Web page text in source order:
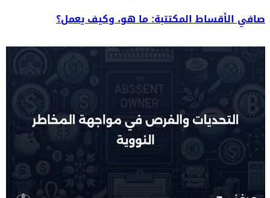
صافي الأقساط المكتتبة: ما هو، وكيف يعمل؟